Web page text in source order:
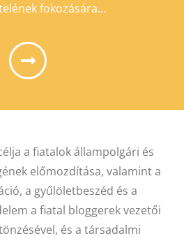
fokozására…
a fiatalok állampolgári és
előmozdítása, valamint a
a gyűlöletbeszéd és a
a fiatal bloggerek vezetői
és a társadalmi